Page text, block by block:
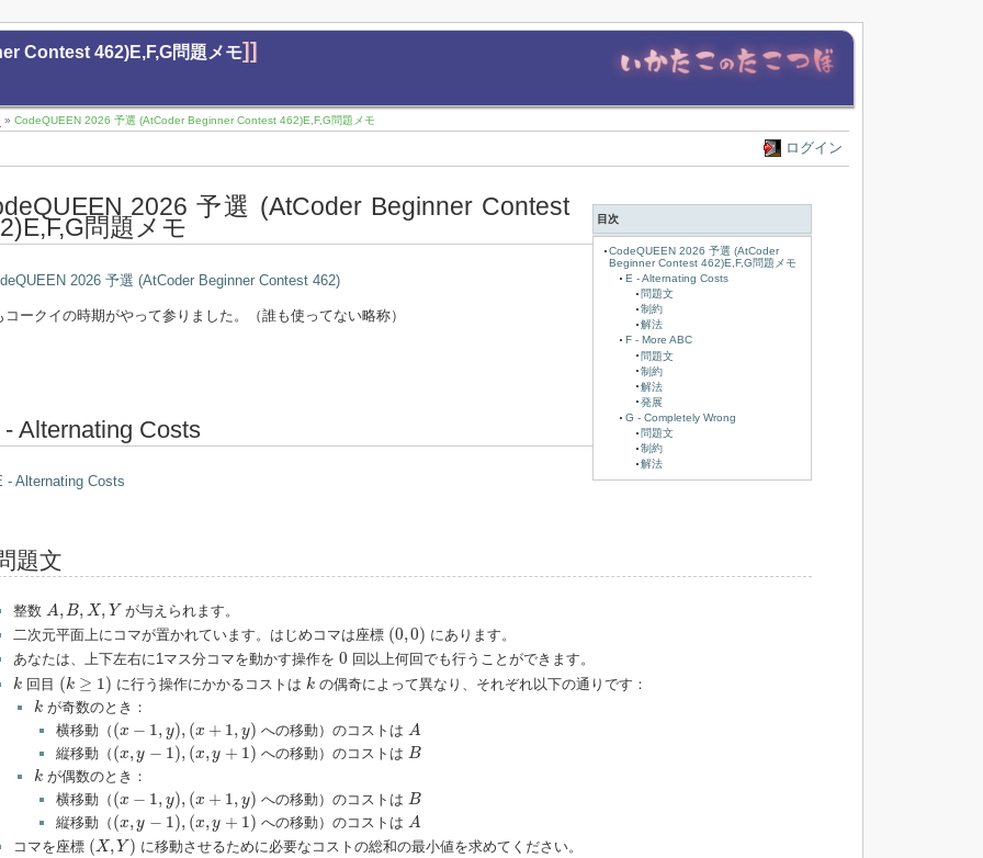
Contest 462)E,F,G問題メモ]]
» CodeQUEEN 2026 予選 (AtCoder Beginner Contest 462)E,F,G問題メモ
ログイン
目次
CodeQUEEN 2026 予選 (AtCoder
Beginner Contest 462)E,F,G問題メモ
E - Alternating Costs
問題文
制約
解法
F - More ABC
問題文
制約
解法
発展
G - Completely Wrong
問題文
制約
解法
2026 予選 (AtCoder Beginner Contest
問題メモ
2026 予選 (AtCoder Beginner Contest 462)
コークイの時期がやって参りました。（誰も使ってない略称）
- Alternating Costs
- Alternating Costs
題文
整数 A,B, X, Y
A, B,X ,Y
が与えられます。
二次元平面上にコマが置かれています。はじめコマは座標 (0,0)
(0, 0)
にあります。
あなたは、上下左右に1マス分コマを動かす操作を 0
0 回以上何回でも行うことができます。
k
k回目 (k ≥ 1)
(k ≥1 に行う操作にかかるコストは k
k の偶奇によって異なり、それぞれ以下の通りです：
k
k が奇数のとき：
横移動（ (x − 1, y), (x + 1, y)
(x− y x +1 y) への移動）のコストは A
A
縦移動（ (x,y − 1), (x,y + 1)
(x ) ,( x, y への移動）のコストは B
B
k
k が偶数のとき：
横移動（ (x − 1, y), (x + 1, y)
(x− y x +1 y) への移動）のコストは B
B
縦移動（ (x,y − 1), (x,y + 1)
(x ) ,( x, y への移動）のコストは A
A
コマを座標 (X, Y )
(X,Y) に移動させるために必要なコストの総和の最小値を求めてください。